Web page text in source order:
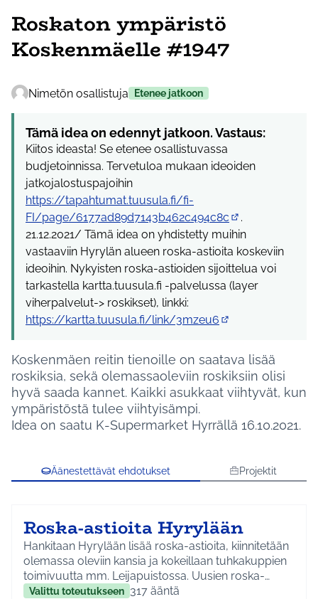
Roskaton ympäristö
Koskenmäelle #1947
Nimetön osallistuja Etenee jatkoon
Tämä idea on edennyt jatkoon. Vastaus:
Kiitos ideasta! Se etenee osallistuvassa
budjetoinnissa. Tervetuloa mukaan ideoiden
jatkojalostuspajoihin
https://tapahtumat.tuusula.fi/fi-
FI/page/6177ad89d7143b462c494c8c
(Ulkoinen linkki)
.
21.12.2021/ Tämä idea on yhdistetty muihin
vastaaviin Hyrylän alueen roska-astioita koskeviin
ideoihin. Nykyisten roska-astioiden sijoittelua voi
tarkastella kartta.tuusula.fi -palvelussa (layer
viherpalvelut-> roskikset), linkki:
https://kartta.tuusula.fi/link/3mzeu6
Koskenmäen reitin tienoille on saatava lisää
roskiksia, sekä olemassaoleviin roskiksiin olisi
hyvä saada kannet. Kaikki asukkaat viihtyvät, kun
ympäristöstä tulee viihtyisämpi.
Idea on saatu K-Supermarket Hyrrällä 16.10.2021.
Äänestettävät ehdotukset Projektit
Roska-astioita Hyrylään
Hankitaan Hyrylään lisää roska-astioita, kiinnitetään
olemassa oleviin kansia ja kokeillaan tuhkakuppien
toimivuutta mm. Leijapuistossa. Uusien roska-
astioiden tarkempi sijoittelu suunnitellaan yhdessä
Valittu toteutukseen 317 ääntä